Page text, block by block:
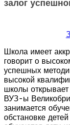
залог
Школа имеет
говорит о
успешных
высокой
школы
ВУЗ-ы
занимается
обстановке